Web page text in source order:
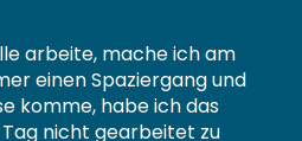
arbeite, mache ich am
einen Spaziergang und
komme, habe ich das
nicht gearbeitet zu